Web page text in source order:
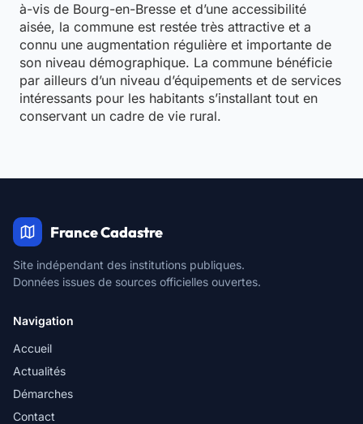
à-vis de Bourg-en-Bresse et d’une accessibilité
aisée, la commune est restée très attractive et a
connu une augmentation régulière et importante de
son niveau démographique. La commune bénéficie
par ailleurs d’un niveau d’équipements et de services
intéressants pour les habitants s’installant tout en
conservant un cadre de vie rural.
France Cadastre
Site indépendant des institutions publiques.
Données issues de sources officielles ouvertes.
Navigation
Accueil
Actualités
Démarches
Contact